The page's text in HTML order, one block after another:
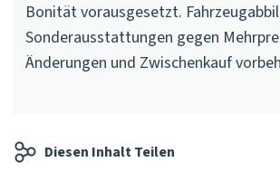
Bonität vorausgesetzt.
Sonderausstattungen gegen
Änderungen und Zwischenkauf
Diesen Inhalt Teilen